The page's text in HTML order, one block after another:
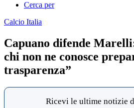
Cerca per
Calcio Italia
Capuano difende
chi non ne conosce
trasparenza”
Ricevi le ultime notizie